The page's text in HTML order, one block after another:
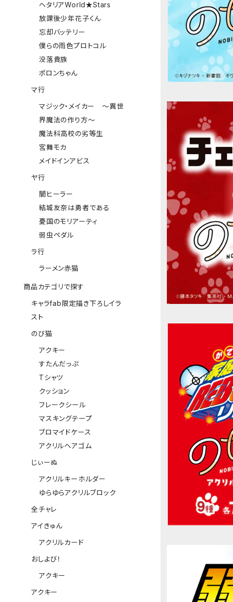
ヘタリアWorld★Stars
放課後少年花子くん
忘却バッテリー
僕らの雨色プロトコル
没落貴族
ポロンちゃん
マ行
マジック・メイカー ～異世
界魔法の作り方～
魔法科高校の劣等生
宮舞モカ
メイドインアビス
ヤ行
闇ヒーラー
結城友奈は勇者である
憂国のモリアーティ
弱虫ペダル
ラ行
ラーメン赤猫
商品カテゴリで探す
キャラfab限定描き下ろしイラ
スト
のび猫
アクキー
すたんだっぷ
Tシャツ
クッション
フレークシール
マスキングテープ
ブロマイドケース
アクリルヘアゴム
じぃーぬ
アクリルキーホルダー
ゆらゆらアクリルブロック
全チャレ
アイきゅん
アクリルカード
おしよび！
アクキー
アクキー